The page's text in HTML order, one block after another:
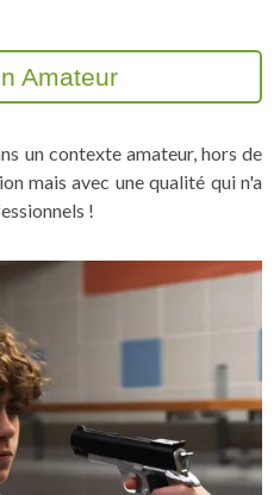
Amateur
un contexte amateur, hors de
mais avec une qualité qui n'a
!